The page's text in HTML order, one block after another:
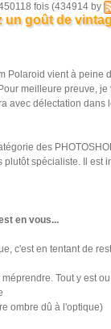
fois (434914 by
un goût de
Polaroid vient à peine
meilleure preuve,
avec délectation dans
des
spécialiste. Il est
en vous...
c'est en tentant de
Tout y est
ombre dû à l'optique)